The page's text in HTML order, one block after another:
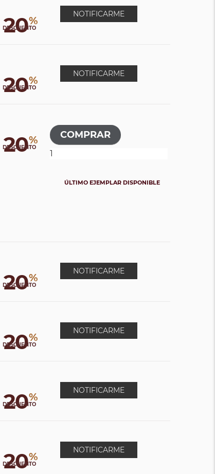
20%
DESCUENTO
NOTIFICARME
20%
DESCUENTO
NOTIFICARME
20%
DESCUENTO
ÚLTIMO EJEMPLAR DISPONIBLE
20%
DESCUENTO
NOTIFICARME
20%
DESCUENTO
NOTIFICARME
20%
DESCUENTO
NOTIFICARME
20%
DESCUENTO
NOTIFICARME